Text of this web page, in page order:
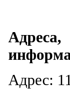
Адрес: